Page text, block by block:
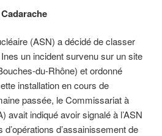
(ASN) a décidé de classer
un incident survenu sur un site
du-Rhône) et ordonné
installation en cours de
passée, le Commissariat à
avait indiqué avoir signalé à l’ASN
d’assainissement de